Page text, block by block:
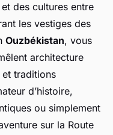
des cultures entre
les vestiges des
Ouzbékistan, vous
architecture
traditions
d’histoire,
ou simplement
sur la Route